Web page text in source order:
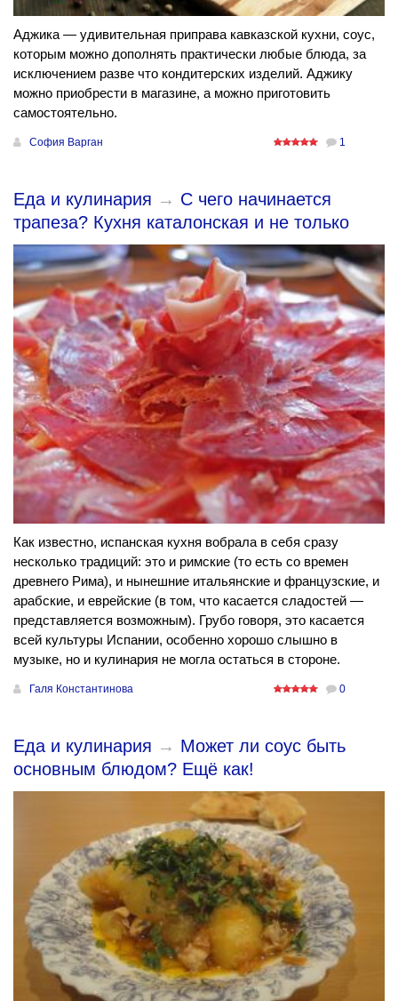
Аджика — удивительная приправа кавказской кухни, соус,
которым можно дополнять практически любые блюда, за
исключением разве что кондитерских изделий. Аджику
можно приобрести в магазине, а можно приготовить
самостоятельно.
София Варган 1
Еда и кулинария → С чего начинается
трапеза? Кухня каталонская и не только
Как известно, испанская кухня вобрала в себя сразу
несколько традиций: это и римские (то есть со времен
древнего Рима), и нынешние итальянские и французские, и
арабские, и еврейские (в том, что касается сладостей —
представляется возможным). Грубо говоря, это касается
всей культуры Испании, особенно хорошо слышно в
музыке, но и кулинария не могла остаться в стороне.
Галя Константинова 0
Еда и кулинария → Может ли соус быть
основным блюдом? Ещё как!